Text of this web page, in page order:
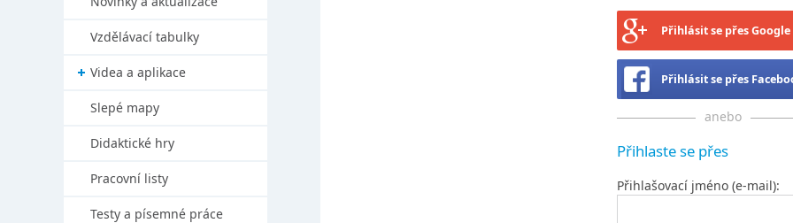
Přihlásit se přes Google
Přihlásit se přes
anebo
Přihlaste se přes
Přihlašovací jméno (e-mail):
Vzdělávací tabulky
Videa a aplikace
Slepé mapy
Didaktické hry
Pracovní listy
Testy a písemné práce